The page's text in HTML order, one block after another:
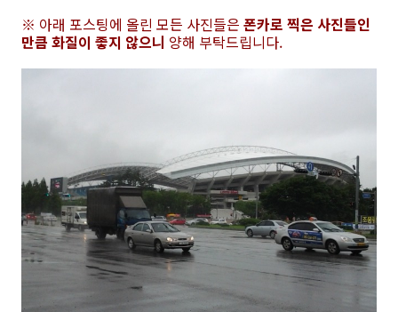
※ 아래 포스팅에 올린 모든 사진들은 폰카로 찍은 사진들인
만큼 화질이 좋지 않으니 양해 부탁드립니다.